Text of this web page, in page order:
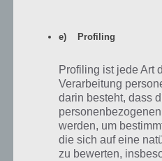
beispielsweise die Lebensenergie
Charakter beispielsweise
Lebenspunkte verloren hat,
auffüllen, damit die Person nicht
Weitere Tipps und
Road to Survival
e) Profiling
Profiling ist jede Art
Verarbeitung
darin besteht, dass
werden, um
die sich auf eine
zu bewerten,